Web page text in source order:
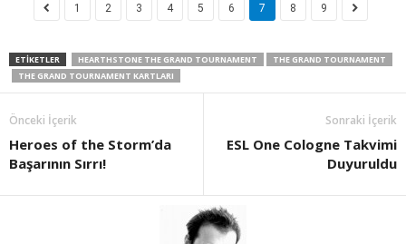
1 2 3 4 5 6 7 8 9
ETIKETLER HEARTHSTONE THE GRAND TOURNAMENT
THE GRAND TOURNAMENT
THE GRAND TOURNAMENT KARTLARI
Önceki İçerik
Heroes of the Storm’da
Başarının Sırrı!
Sonraki İçerik
ESL One Cologne Takvimi
Duyuruldu